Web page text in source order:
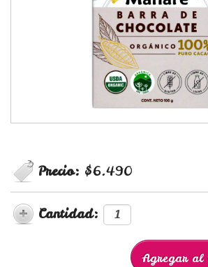
Precio: $6.490
Cantidad: